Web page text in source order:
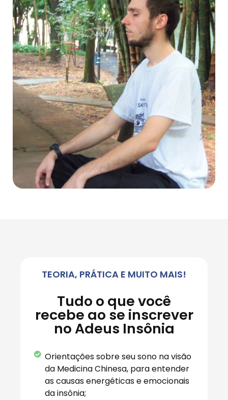
TEORIA, PRÁTICA E MUITO MAIS!
Tudo o que você
recebe ao se inscrever
no Adeus Insônia
Orientações sobre seu sono na visão
da Medicina Chinesa, para entender
as causas energéticas e emocionais
da insônia;